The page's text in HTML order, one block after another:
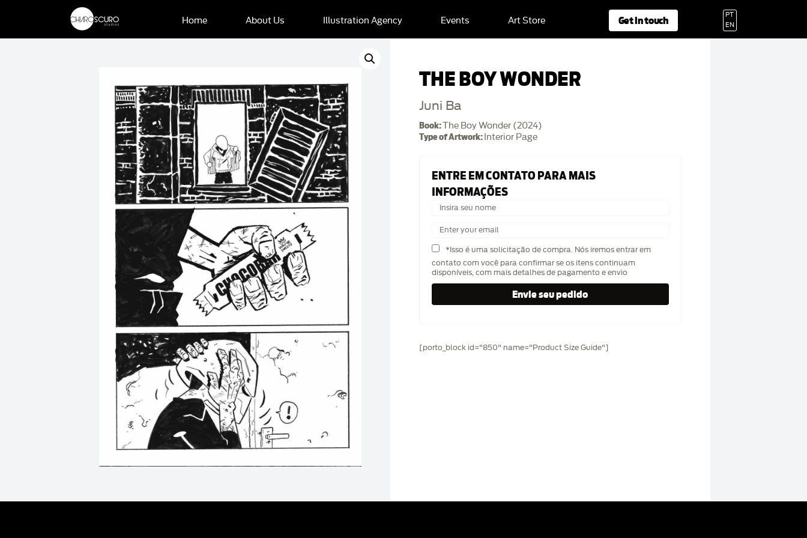
Home About Us Illustration Agency Events Art Store Get in touch
PT
EN
THE BOY WONDER
Juni Ba
Book:The Boy Wonder (2024)
Type of Artwork: Interior Page
ENTRE EM CONTATO PARA MAIS
INFORMAÇÕES
*Isso é uma solicitação de compra. Nós iremos entrar em
contato com você para confirmar se os itens continuam
disponíveis, com mais detalhes de pagamento e envio
[porto_block id="850" name="Product Size Guide"]